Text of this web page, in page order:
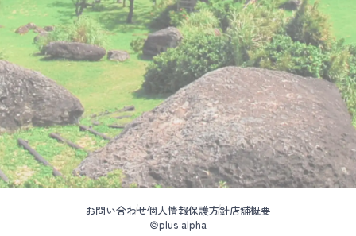
お問い合わせ個人情報保護方針店舗概要
©plus alpha